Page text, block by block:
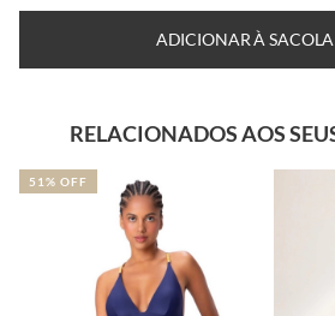
ADICIONAR À SACOLA
RELACIONADOS AOS
51% OFF